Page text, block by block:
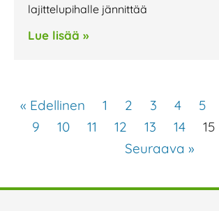
lajittelupihalle jännittää
Lue lisää »
« Edellinen 1 2 3 4 5
9
10 11 12 13 14 15
Seuraava »